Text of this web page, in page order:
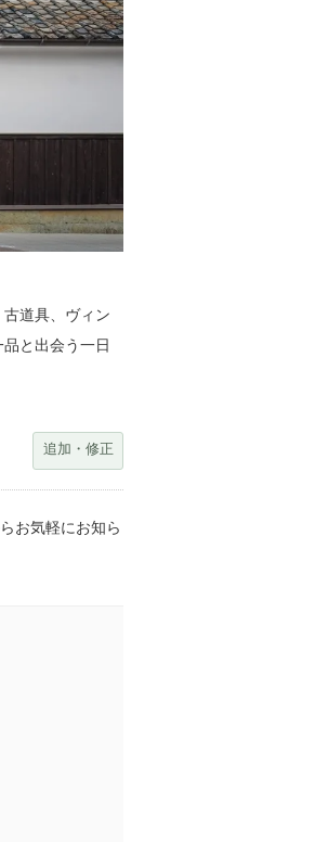
道具、ヴィン
と出会う一日
追加・修正
お気軽にお知ら